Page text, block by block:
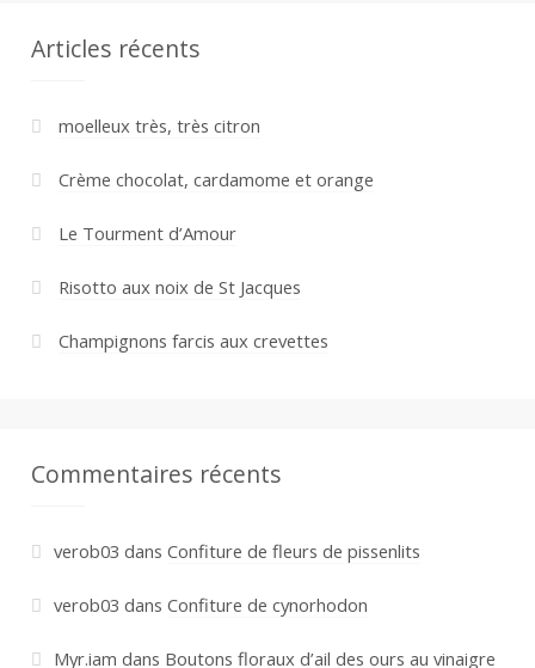
Articles récents
moelleux très, très citron
Crème chocolat, cardamome et orange
Le Tourment d’Amour
Risotto aux noix de St Jacques
Champignons farcis aux crevettes
Commentaires récents
verob03 dans Confiture de fleurs de pissenlits
verob03 dans Confiture de cynorhodon
Myr.iam dans Boutons floraux d’ail des ours au vinaigre